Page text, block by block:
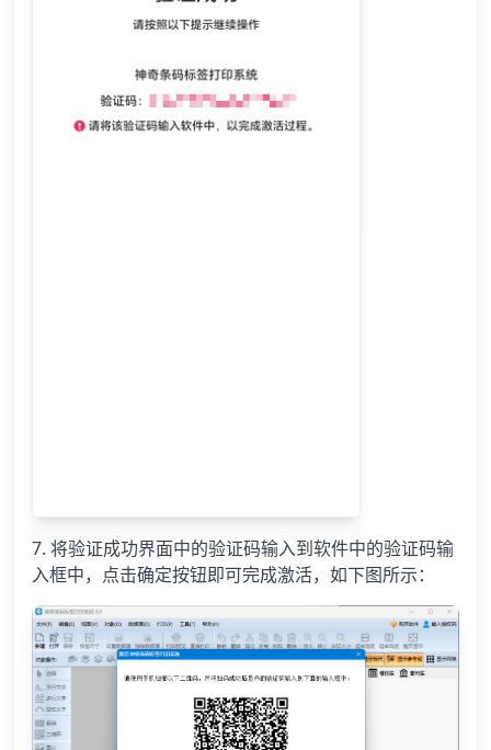
7. 将验证成功界面中的验证码输入到软件中的验证码输
入框中，点击确定按钮即可完成激活，如下图所示：